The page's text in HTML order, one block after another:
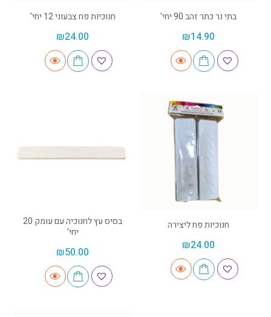
בתי נר כתר זהב 90 יחי'
₪14.90
חנוכיות פח צבעוני 12 יחי'
₪24.00
חנוכיות פח ליצירה
₪24.00
בסיס עץ לחנוכיה עם עומק 20
יחי'
₪50.00